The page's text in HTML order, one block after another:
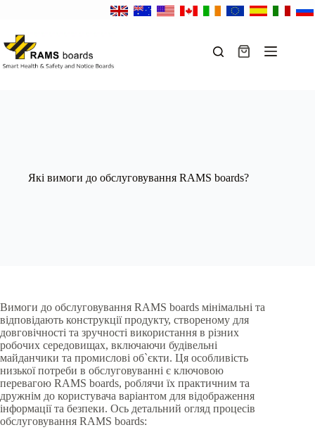
Кошик
Які вимоги до обслуговування RAMS boards?
Вимоги до обслуговування RAMS boards мінімальні та
відповідають конструкції продукту, створеному для
довговічності та зручності використання в різних
робочих середовищах, включаючи будівельні
майданчики та промислові об`єкти. Ця особливість
низької потреби в обслуговуванні є ключовою
перевагою RAMS boards, роблячи їх практичним та
дружнім до користувача варіантом для відображення
інформації та безпеки. Ось детальний огляд процесів
обслуговування RAMS boards: